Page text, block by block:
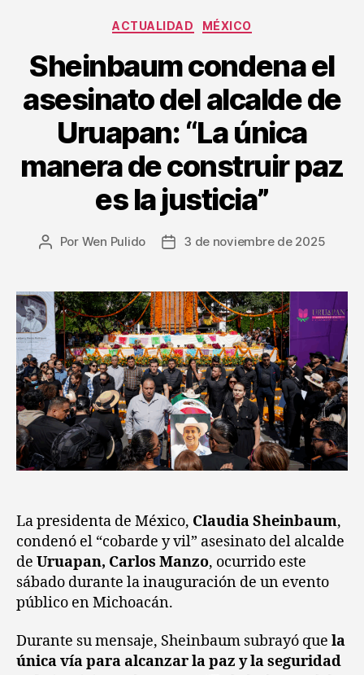
ACTUALIDAD MÉXICO
Sheinbaum condena el
asesinato del alcalde de
Uruapan: “La única
manera de construir paz
es la justicia”
Por Wen Pulido 3 de noviembre de 2025
La presidenta de México, Claudia Sheinbaum,
condenó el “cobarde y vil” asesinato del alcalde
de Uruapan, Carlos Manzo, ocurrido este
sábado durante la inauguración de un evento
público en Michoacán.
Durante su mensaje, Sheinbaum subrayó que la
única vía para alcanzar la paz y la seguridad